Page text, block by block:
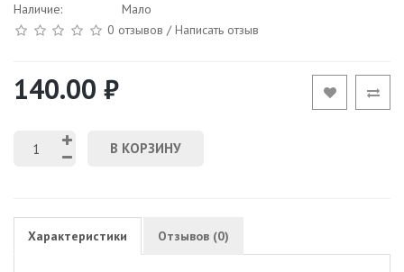
Наличие:
Мало
0 отзывов /Написать отзыв
140.00 ₽
В КОРЗИНУ
Характеристики Отзывов (0)